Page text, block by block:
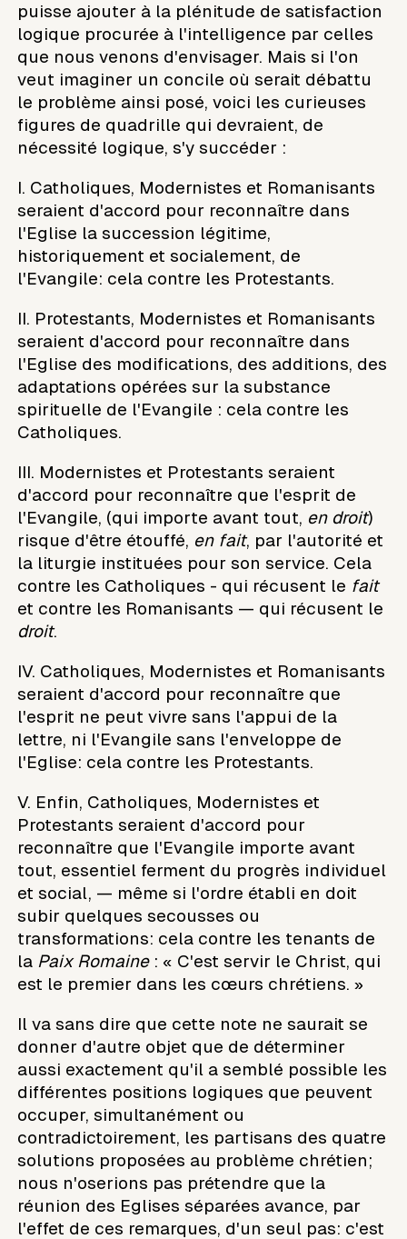
puisse ajouter à la plénitude de satisfaction
logique procurée à l'intelligence par celles
que nous venons d'envisager. Mais si l'on
veut imaginer un concile où serait débattu
le problème ainsi posé, voici les curieuses
figures de quadrille qui devraient, de
nécessité logique, s'y succéder :
I. Catholiques, Modernistes et Romanisants
seraient d'accord pour reconnaître dans
l'Eglise la succession légitime,
historiquement et socialement, de
l'Evangile: cela contre les Protestants.
II. Protestants, Modernistes et Romanisants
seraient d'accord pour reconnaître dans
l'Eglise des modifications, des additions, des
adaptations opérées sur la substance
spirituelle de l'Evangile : cela contre les
Catholiques.
III. Modernistes et Protestants seraient
d'accord pour reconnaître que l'esprit de
l'Evangile, (qui importe avant tout, en droit)
risque d'être étouffé, en fait, par l'autorité et
la liturgie instituées pour son service. Cela
contre les Catholiques - qui récusent le fait
et contre les Romanisants — qui récusent le
droit.
IV. Catholiques, Modernistes et Romanisants
seraient d'accord pour reconnaître que
l'esprit ne peut vivre sans l'appui de la
lettre, ni l'Evangile sans l'enveloppe de
l'Eglise: cela contre les Protestants.
V. Enfin, Catholiques, Modernistes et
Protestants seraient d'accord pour
reconnaître que l'Evangile importe avant
tout, essentiel ferment du progrès individuel
et social, — même si l'ordre établi en doit
subir quelques secousses ou
transformations: cela contre les tenants de
la Paix Romaine: « C'est servir le Christ, qui
est le premier dans les cœurs chrétiens. »
Il va sans dire que cette note ne saurait se
donner d'autre objet que de déterminer
aussi exactement qu'il a semblé possible les
différentes positions logiques que peuvent
occuper, simultanément ou
contradictoirement, les partisans des quatre
solutions proposées au problème chrétien;
nous n'oserions pas prétendre que la
réunion des Eglises séparées avance, par
l'effet de ces remarques, d'un seul pas: c'est